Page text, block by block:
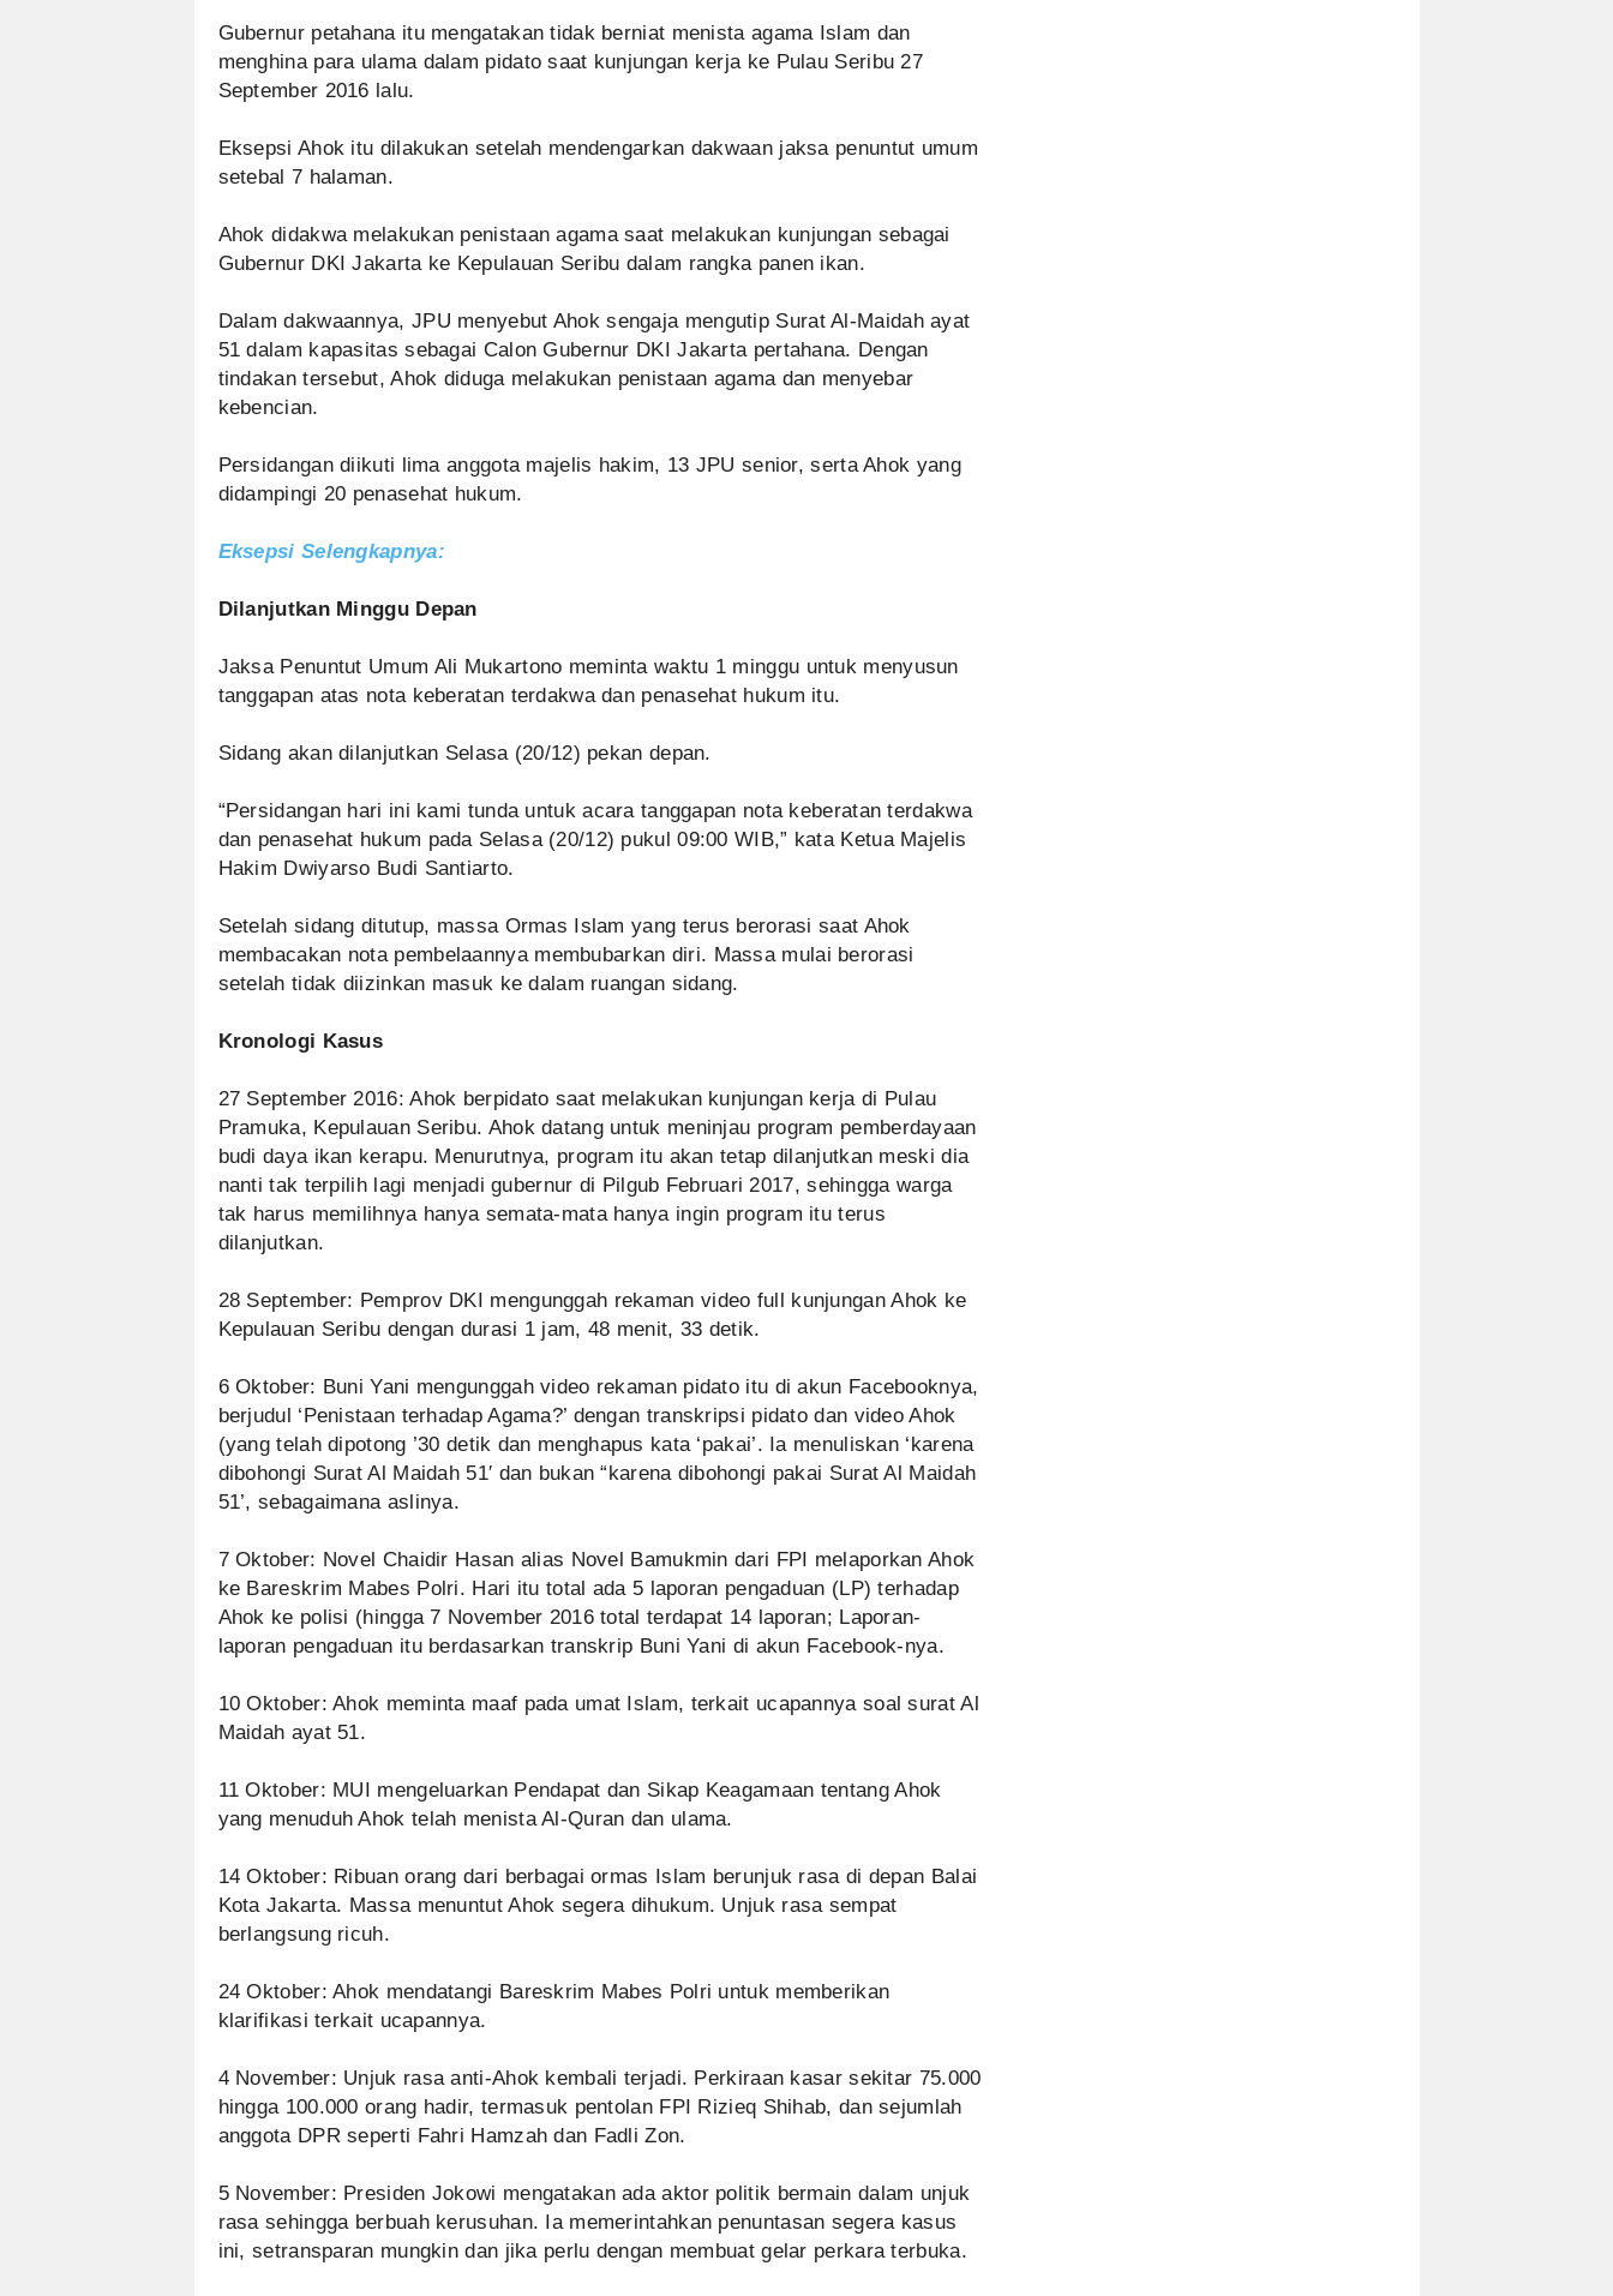
Gubernur petahana itu mengatakan tidak berniat menista agama Islam dan
menghina para ulama dalam pidato saat kunjungan kerja ke Pulau Seribu 27
September 2016 lalu.
Eksepsi Ahok itu dilakukan setelah mendengarkan dakwaan jaksa penuntut umum
setebal 7 halaman.
Ahok didakwa melakukan penistaan agama saat melakukan kunjungan sebagai
Gubernur DKI Jakarta ke Kepulauan Seribu dalam rangka panen ikan.
Dalam dakwaannya, JPU menyebut Ahok sengaja mengutip Surat Al-Maidah ayat
51 dalam kapasitas sebagai Calon Gubernur DKI Jakarta pertahana. Dengan
tindakan tersebut, Ahok diduga melakukan penistaan agama dan menyebar
kebencian.
Persidangan diikuti lima anggota majelis hakim, 13 JPU senior, serta Ahok yang
didampingi 20 penasehat hukum.
Eksepsi Selengkapnya:
Dilanjutkan Minggu Depan
Jaksa Penuntut Umum Ali Mukartono meminta waktu 1 minggu untuk menyusun
tanggapan atas nota keberatan terdakwa dan penasehat hukum itu.
Sidang akan dilanjutkan Selasa (20/12) pekan depan.
“Persidangan hari ini kami tunda untuk acara tanggapan nota keberatan terdakwa
dan penasehat hukum pada Selasa (20/12) pukul 09:00 WIB,” kata Ketua Majelis
Hakim Dwiyarso Budi Santiarto.
Setelah sidang ditutup, massa Ormas Islam yang terus berorasi saat Ahok
membacakan nota pembelaannya membubarkan diri. Massa mulai berorasi
setelah tidak diizinkan masuk ke dalam ruangan sidang.
Kronologi Kasus
27 September 2016: Ahok berpidato saat melakukan kunjungan kerja di Pulau
Pramuka, Kepulauan Seribu. Ahok datang untuk meninjau program pemberdayaan
budi daya ikan kerapu. Menurutnya, program itu akan tetap dilanjutkan meski dia
nanti tak terpilih lagi menjadi gubernur di Pilgub Februari 2017, sehingga warga
tak harus memilihnya hanya semata-mata hanya ingin program itu terus
dilanjutkan.
28 September: Pemprov DKI mengunggah rekaman video full kunjungan Ahok ke
Kepulauan Seribu dengan durasi 1 jam, 48 menit, 33 detik.
6 Oktober: Buni Yani mengunggah video rekaman pidato itu di akun Facebooknya,
berjudul ‘Penistaan terhadap Agama?’ dengan transkripsi pidato dan video Ahok
(yang telah dipotong ’30 detik dan menghapus kata ‘pakai’. Ia menuliskan ‘karena
dibohongi Surat Al Maidah 51′ dan bukan “karena dibohongi pakai Surat Al Maidah
51’, sebagaimana aslinya.
7 Oktober: Novel Chaidir Hasan alias Novel Bamukmin dari FPI melaporkan Ahok
ke Bareskrim Mabes Polri. Hari itu total ada 5 laporan pengaduan (LP) terhadap
Ahok ke polisi (hingga 7 November 2016 total terdapat 14 laporan; Laporan-
laporan pengaduan itu berdasarkan transkrip Buni Yani di akun Facebook-nya.
10 Oktober: Ahok meminta maaf pada umat Islam, terkait ucapannya soal surat Al
Maidah ayat 51.
11 Oktober: MUI mengeluarkan Pendapat dan Sikap Keagamaan tentang Ahok
yang menuduh Ahok telah menista Al-Quran dan ulama.
14 Oktober: Ribuan orang dari berbagai ormas Islam berunjuk rasa di depan Balai
Kota Jakarta. Massa menuntut Ahok segera dihukum. Unjuk rasa sempat
berlangsung ricuh.
24 Oktober: Ahok mendatangi Bareskrim Mabes Polri untuk memberikan
klarifikasi terkait ucapannya.
4 November: Unjuk rasa anti-Ahok kembali terjadi. Perkiraan kasar sekitar 75.000
hingga 100.000 orang hadir, termasuk pentolan FPI Rizieq Shihab, dan sejumlah
anggota DPR seperti Fahri Hamzah dan Fadli Zon.
5 November: Presiden Jokowi mengatakan ada aktor politik bermain dalam unjuk
rasa sehingga berbuah kerusuhan. Ia memerintahkan penuntasan segera kasus
ini, setransparan mungkin dan jika perlu dengan membuat gelar perkara terbuka.